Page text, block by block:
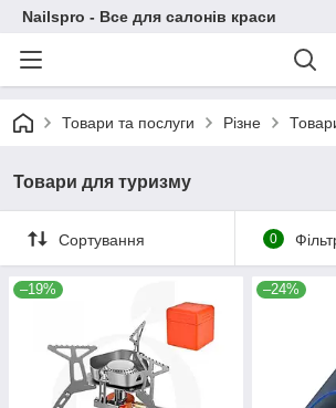
Nailspro - Все для салонів краси
Товари та послуги Різне
Товари для туризму
Сортування 0
–19% –24%